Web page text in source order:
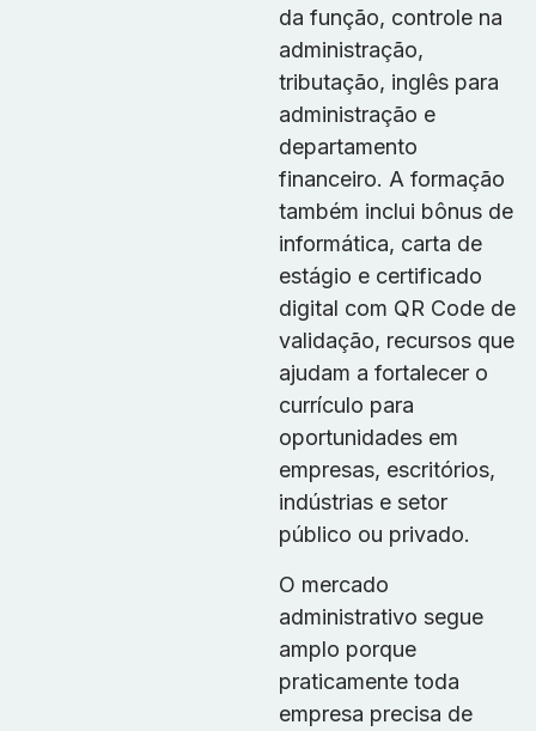
da função, controle na
administração,
tributação, inglês para
administração e
departamento
financeiro. A formação
também inclui bônus de
informática, carta de
estágio e certificado
digital com QR Code de
validação, recursos que
ajudam a fortalecer o
currículo para
oportunidades em
empresas, escritórios,
indústrias e setor
público ou privado.
O mercado
administrativo segue
amplo porque
praticamente toda
empresa precisa de